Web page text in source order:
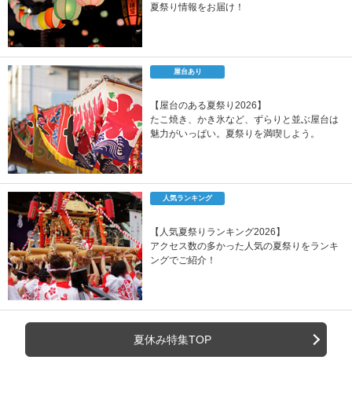
夏祭り情報をお届け！
屋台あり
【屋台のある夏祭り2026】
たこ焼き、かき氷など、ずらりと並ぶ屋台は
魅力がいっぱい。夏祭りを満喫しよう。
人気ランキング
【人気夏祭りランキング2026】
アクセス数の多かった人気の夏祭りをランキ
ングでご紹介！
夏休み特集TOP